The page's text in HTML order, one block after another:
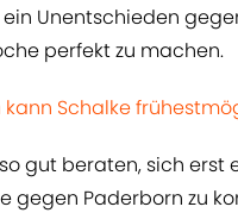
Unentschieden
perfekt zu machen.
kann Schalke
gut beraten, sich
gegen Paderborn zu